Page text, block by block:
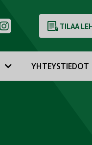
TILAA
YHTEYSTIEDOT